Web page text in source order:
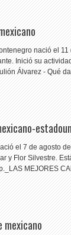
nació el
Inició su
Álvarez - Qué
el 7 de agosto
y Flor Silvestre.
MEJORES
mexicano